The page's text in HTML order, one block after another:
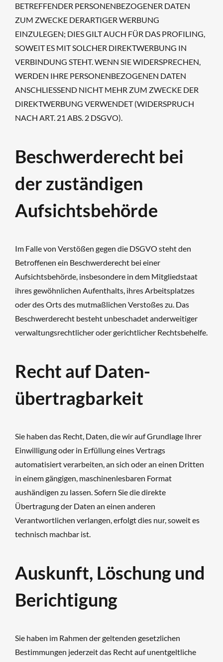
BETREFFENDER PERSONENBEZOGENER DATEN
ZUM ZWECKE DERARTIGER WERBUNG
EINZULEGEN; DIES GILT AUCH FÜR DAS PROFILING,
SOWEIT ES MIT SOLCHER DIREKTWERBUNG IN
VERBINDUNG STEHT. WENN SIE WIDERSPRECHEN,
WERDEN IHRE PERSONENBEZOGENEN DATEN
ANSCHLIESSEND NICHT MEHR ZUM ZWECKE DER
DIREKTWERBUNG VERWENDET (WIDERSPRUCH
NACH ART. 21 ABS. 2 DSGVO).
Beschwerde­recht bei
der zuständigen
Aufsichts­behörde
Im Falle von Verstößen gegen die DSGVO steht den
Betroffenen ein Beschwerderecht bei einer
Aufsichtsbehörde, insbesondere in dem Mitgliedstaat
ihres gewöhnlichen Aufenthalts, ihres Arbeitsplatzes
oder des Orts des mutmaßlichen Verstoßes zu. Das
Beschwerderecht besteht unbeschadet anderweitiger
verwaltungsrechtlicher oder gerichtlicher Rechtsbehelfe.
Recht auf Daten­
übertrag­barkeit
Sie haben das Recht, Daten, die wir auf Grundlage Ihrer
Einwilligung oder in Erfüllung eines Vertrags
automatisiert verarbeiten, an sich oder an einen Dritten
in einem gängigen, maschinenlesbaren Format
aushändigen zu lassen. Sofern Sie die direkte
Übertragung der Daten an einen anderen
Verantwortlichen verlangen, erfolgt dies nur, soweit es
technisch machbar ist.
Auskunft, Löschung und
Berichtigung
Sie haben im Rahmen der geltenden gesetzlichen
Bestimmungen jederzeit das Recht auf unentgeltliche